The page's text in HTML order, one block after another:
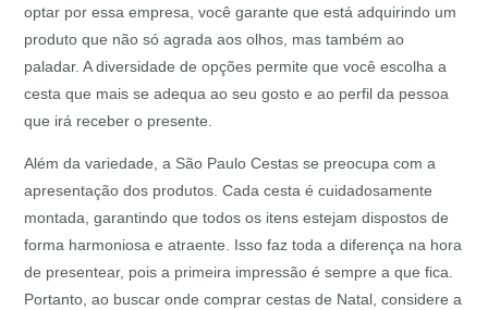
optar por essa empresa, você garante que está adquirindo um
produto que não só agrada aos olhos, mas também ao
paladar. A diversidade de opções permite que você escolha a
cesta que mais se adequa ao seu gosto e ao perfil da pessoa
que irá receber o presente.
Além da variedade, a São Paulo Cestas se preocupa com a
apresentação dos produtos. Cada cesta é cuidadosamente
montada, garantindo que todos os itens estejam dispostos de
forma harmoniosa e atraente. Isso faz toda a diferença na hora
de presentear, pois a primeira impressão é sempre a que fica.
Portanto, ao buscar onde comprar cestas de Natal, considere a